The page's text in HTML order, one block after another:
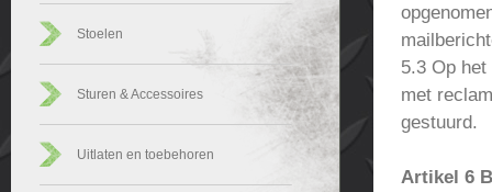
Stoelen
Sturen & Accessoires
Uitlaten en toebehoren
5.3 Op
met
gestuurd.
Artikel 6